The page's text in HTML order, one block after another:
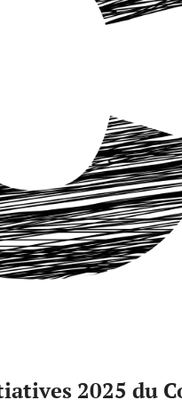
2025 du